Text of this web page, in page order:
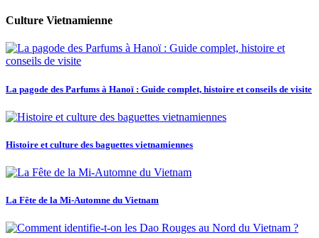
Culture Vietnamienne
La pagode des Parfums à Hanoï : Guide complet, histoire et conseils de visite
Histoire et culture des baguettes vietnamiennes
La Fête de la Mi-Automne du Vietnam